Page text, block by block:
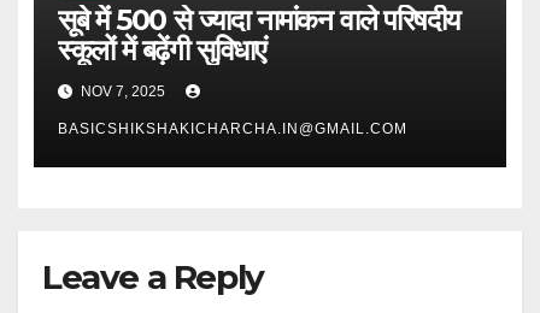
सूबे में 500 से ज्यादा नामांकन वाले परिषदीय
स्कूलों में बढ़ेंगी सुविधाएं
NOV 7, 2025
BASICSHIKSHAKICHARCHA.IN@GMAIL.COM
Leave a Reply